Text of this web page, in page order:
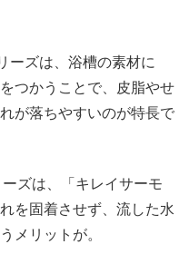
ーズは、浴槽の素材に
つかうことで、皮脂やせ
が落ちやすいのが特長で
ズは、「キレイサーモ
を固着させず、流した水
メリットが。